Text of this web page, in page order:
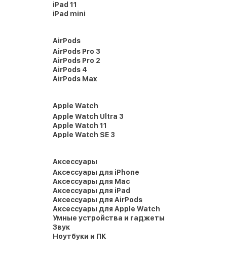
iPad 11
iPad mini
AirPods
AirPods Pro 3
AirPods Pro 2
AirPods 4
AirPods Max
Apple Watch
Apple Watch Ultra 3
Apple Watch 11
Apple Watch SE 3
Аксессуары
Аксессуары для iPhone
Аксессуары для Mac
Аксессуары для iPad
Аксессуары для AirPods
Аксессуары для Apple Watch
Умные устройства и гаджеты
Звук
Ноутбуки и ПК